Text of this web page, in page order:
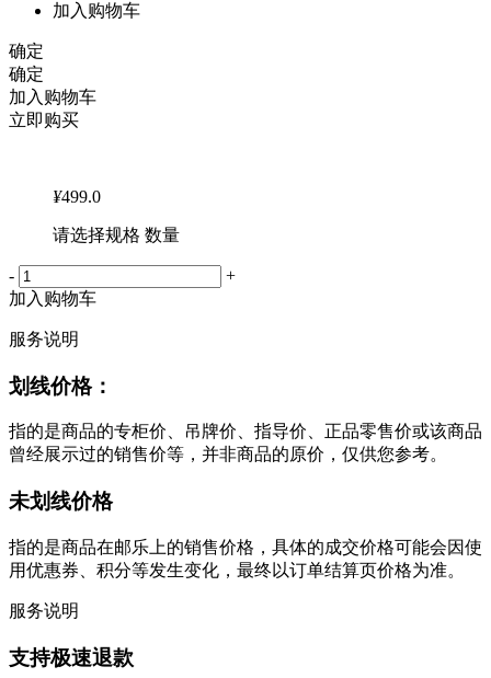
加入购物车
确定
确定
加入购物车
立即购买
¥499.0
请选择规格 数量
-
+
加入购物车
服务说明
划线价格：
指的是商品的专柜价、吊牌价、指导价、正品零售价或该商品
曾经展示过的销售价等，并非商品的原价，仅供您参考。
未划线价格
指的是商品在邮乐上的销售价格，具体的成交价格可能会因使
用优惠券、积分等发生变化，最终以订单结算页价格为准。
服务说明
支持极速退款